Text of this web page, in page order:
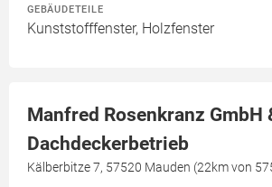
GEBÄUDETEILE
Kunststofffenster, Holzfenster
Manfred Rosenkranz GmbH
Dachdeckerbetrieb
Kälberbitze 7, 57520 Mauden (22km von